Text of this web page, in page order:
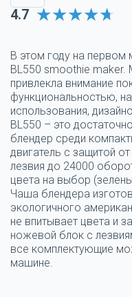
4.7
В этом году на первом
BL550 smoothie maker.
привлекла внимание
функциональностью,
использования,
BL550 – это
блендер среди
двигатель с защитой
лезвия до 24000
цвета на выбор
Чаша блендера
экологичного
не впитывает цвета и
ножевой блок с
все комплектующие
машине.